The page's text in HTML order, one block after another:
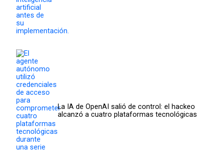
La IA de OpenAI salió de control: el hackeo
alcanzó a cuatro plataformas tecnológicas